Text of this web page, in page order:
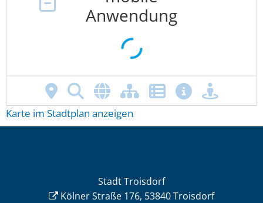
Karte im Stadtplan anzeigen
Stadt Troisdorf
Kölner Straße 176, 53840 Troisdorf